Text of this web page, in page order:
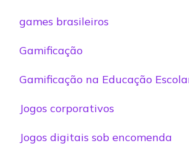
games brasileiros
Gamificação
Gamificação na Educação
Jogos corporativos
Jogos digitais sob encomenda